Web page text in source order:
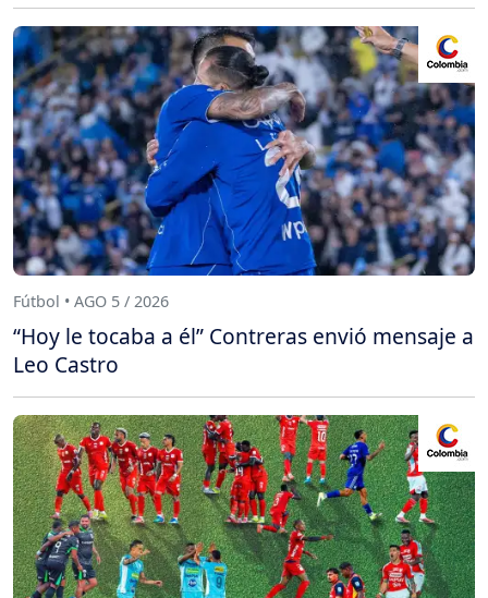
Fútbol • AGO 5 / 2026
“Hoy le tocaba a él” Contreras envió mensaje a
Leo Castro